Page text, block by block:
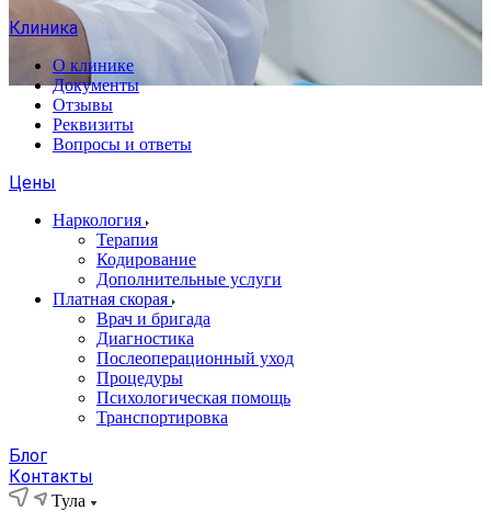
Клиника
О клинике
Документы
Отзывы
Реквизиты
Вопросы и ответы
Цены
Наркология
Терапия
Кодирование
Дополнительные услуги
Платная скорая
Врач и бригада
Диагностика
Послеоперационный уход
Процедуры
Психологическая помощь
Транспортировка
Блог
Контакты
Тула